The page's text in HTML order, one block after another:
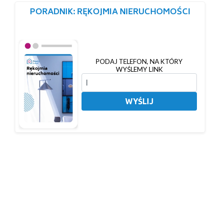
PORADNIK: RĘKOJMIA NIERUCHOMOŚCI
PODAJ TELEFON, NA KTÓRY
WYŚLEMY LINK
WYŚLIJ